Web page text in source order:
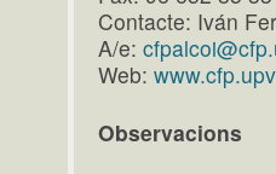
Contacte: Iván
A/e:
Web:
Observacions